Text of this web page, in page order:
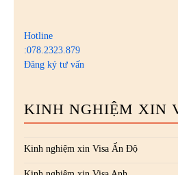
Hotline
:078.2323.879
Đăng ký tư vấn
KINH NGHIỆM XIN
Kinh nghiệm xin Visa Ấn Độ